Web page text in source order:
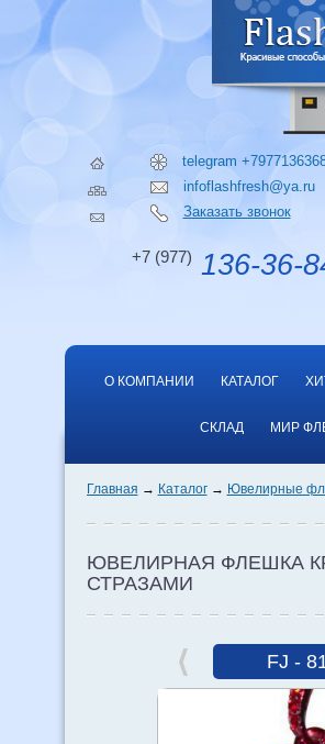
telegram
infoflashfresh@ya.ru
Заказать звонок
+7 (977) 136-36-
О КОМПАНИИ КАТАЛОГ
СКЛАД МИР
Главная Каталог Ювелирные
ЮВЕЛИРНАЯ ФЛЕШКА
СТРАЗАМИ
FJ -